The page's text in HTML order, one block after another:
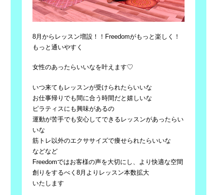
8月からレッスン増設！！Freedomがもっと楽しく！
もっと通いやすく
女性のあったらいいなを叶えます♡
いつ来てもレッスンが受けられたらいいな
お仕事帰りでも間に合う時間だと嬉しいな
ピラティスにも興味があるの
運動が苦手でも安心してできるレッスンがあったらい
いな
筋トレ以外のエクササイズで痩せられたらいいな
などなど
Freedomではお客様の声を大切にし、より快適な空間
創りをするべく8月よりレッスン本数拡大
いたします